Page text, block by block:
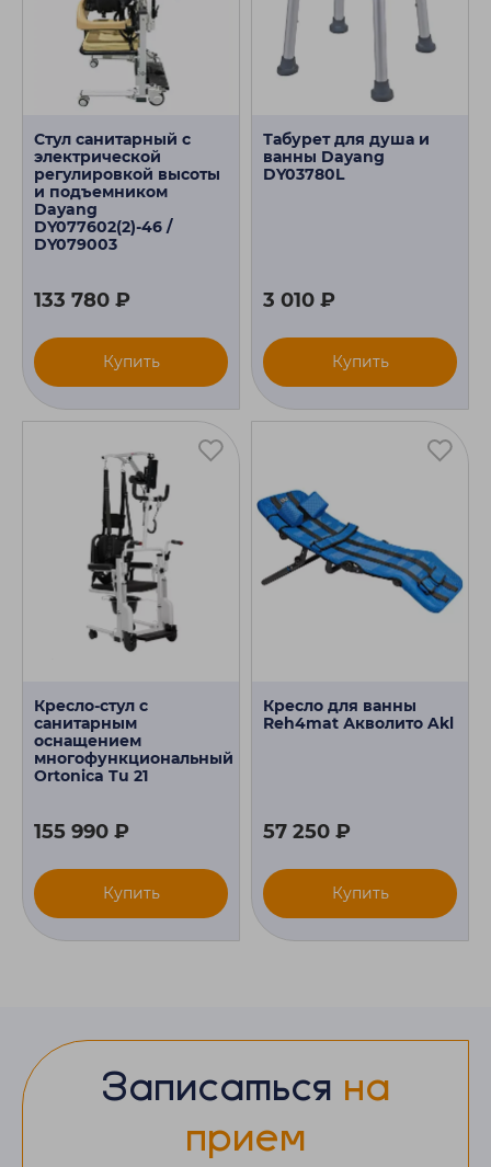
Стул санитарный с
электрической
регулировкой высоты
и подъемником
Dayang
DY077602(2)-46 /
DY079003
133 780 ₽
Купить
Табурет для душа и
ванны Dayang
DY03780L
3 010 ₽
Купить
Кресло-стул с
санитарным
оснащением
многофункциональный
Ortonica Tu 21
155 990 ₽
Купить
Кресло для ванны
Reh4mat Акволито Akl
57 250 ₽
Купить
Записаться на
прием